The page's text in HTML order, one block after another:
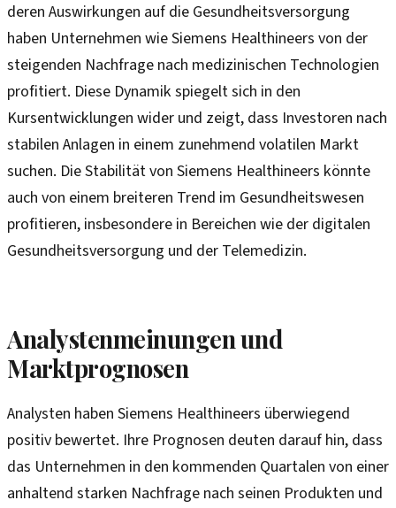
deren Auswirkungen auf die Gesundheitsversorgung
haben Unternehmen wie Siemens Healthineers von der
steigenden Nachfrage nach medizinischen Technologien
profitiert. Diese Dynamik spiegelt sich in den
Kursentwicklungen wider und zeigt, dass Investoren nach
stabilen Anlagen in einem zunehmend volatilen Markt
suchen. Die Stabilität von Siemens Healthineers könnte
auch von einem breiteren Trend im Gesundheitswesen
profitieren, insbesondere in Bereichen wie der digitalen
Gesundheitsversorgung und der Telemedizin.
Analystenmeinungen und
Marktprognosen
Analysten haben Siemens Healthineers überwiegend
positiv bewertet. Ihre Prognosen deuten darauf hin, dass
das Unternehmen in den kommenden Quartalen von einer
anhaltend starken Nachfrage nach seinen Produkten und